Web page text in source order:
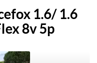
1.6/ 1.6
8v 5p